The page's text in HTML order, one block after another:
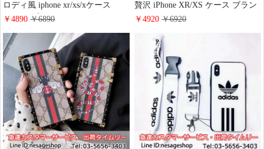
ロディ風 iphone xr/xs/xケース
coach 可愛いiphone8/7 plusケース
スマホケース 送料無料
￥4890￥6890
贅沢 iPhone XR/XS ケース ブラン
ド Fendi iphonex/8 plusケース エン
iphone7/6s ソフトケース 高級
￥4920￥6920